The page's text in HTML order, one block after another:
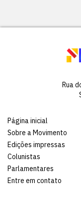
Rua
Página inicial
Sobre a Movimento
Edições impressas
Colunistas
Parlamentares
Entre em contato